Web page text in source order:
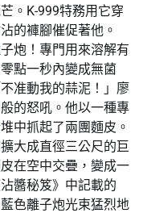
。K-999特務用它穿
的褲腳催促著他。
炮！專門用來溶解有
點一秒內變成無菌
准動我的蒜泥！」廖
的怒吼。他以一種專
中抓起了兩團麵皮。
大成直徑三公尺的巨
在空中交疊，變成一
醬秘笈》中記載的
色離子炮光束猛烈地